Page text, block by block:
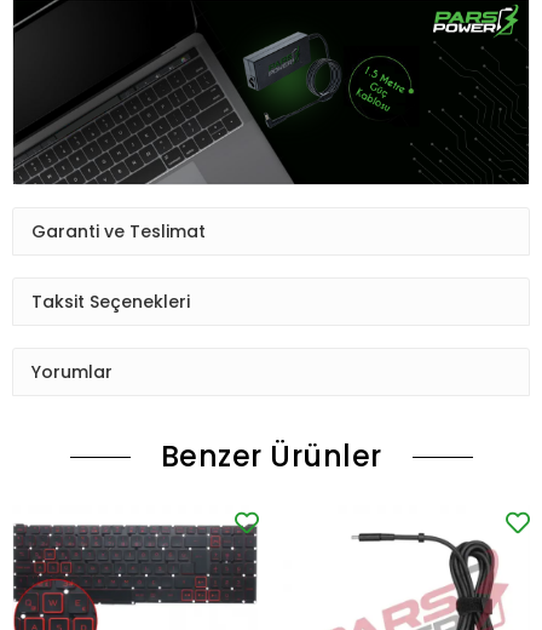
Garanti ve Teslimat
Taksit Seçenekleri
Yorumlar
Benzer Ürünler